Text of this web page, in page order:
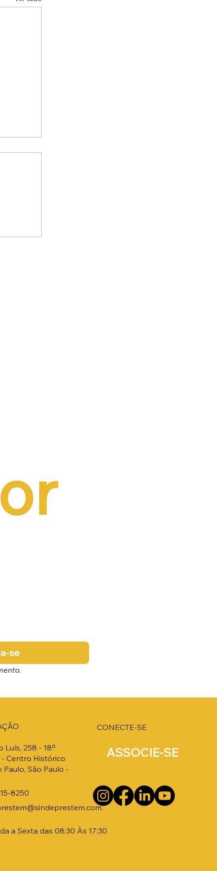
se
Luís, 258 - 18º
Centro Histórico
Paulo, São Paulo -
8250
a Sexta das 08:30 Às 17:30
ASSOCIE-SE
CONECTE-SE